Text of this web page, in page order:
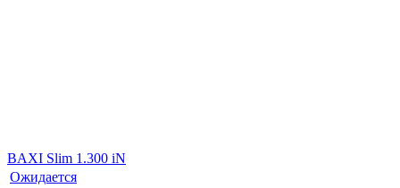
BAXI Slim 1.300 iN
Ожидается